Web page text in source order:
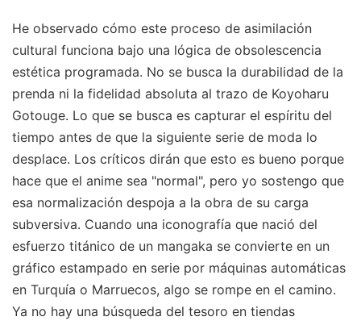
He observado cómo este proceso de asimilación
cultural funciona bajo una lógica de obsolescencia
estética programada. No se busca la durabilidad de la
prenda ni la fidelidad absoluta al trazo de Koyoharu
Gotouge. Lo que se busca es capturar el espíritu del
tiempo antes de que la siguiente serie de moda lo
desplace. Los críticos dirán que esto es bueno porque
hace que el anime sea "normal", pero yo sostengo que
esa normalización despoja a la obra de su carga
subversiva. Cuando una iconografía que nació del
esfuerzo titánico de un mangaka se convierte en un
gráfico estampado en serie por máquinas automáticas
en Turquía o Marruecos, algo se rompe en el camino.
Ya no hay una búsqueda del tesoro en tiendas